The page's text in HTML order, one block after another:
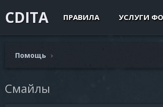
CDITA ПРАВИЛА УСЛУГИ
Помощь
Смайлы